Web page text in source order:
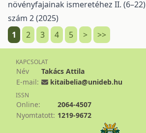
növényfajainak ismeretéhez II. (6–22)
szám 2 (2025)
1
2 3 4 5 > >>
KAPCSOLAT
Név
Takács Attila
E-mail:
kitaibelia@unideb.hu
ISSN
Online:
2064-4507
Nyomtatott: 1219-9672